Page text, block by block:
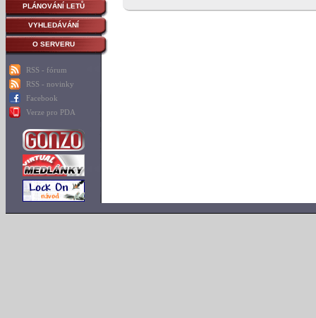
PLÁNOVÁNÍ LETŮ
VYHLEDÁVÁNÍ
O SERVERU
RSS - fórum
RSS - novinky
Facebook
Verze pro PDA